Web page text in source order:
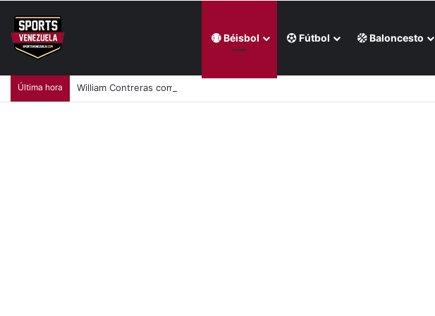
Béisbol Fútbol Baloncesto
Última hora William Contreras comandó victoria de Cerveceros de Milwaukee en casa (+Video)